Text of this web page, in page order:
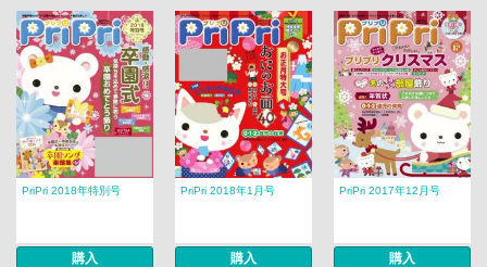
PriPri 2018年特別号
購入
PriPri 2018年1月号
購入
PriPri 2017年12月号
購入